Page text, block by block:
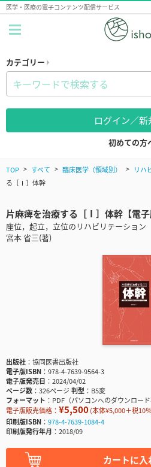
医学・医療の電子コンテンツ配信サービス
カテゴリー
ログイン／新
初めての方
TOP すべて 臨床医学（領域別） リハ
る［Ⅰ］体幹
片麻痺を治療する［Ⅰ］体幹【電子
座位，起立，立位のリハビリテーション
宮本 省三(著)
出版社
協同医書出版社
電子版ISBN
978-4-7639-9564-3
電子版発売日
2024/04/02
ページ数
326ページ判型
B5変
フォーマット
PDF（パソコンへのダウンロード
電子版販売価格： ¥5,500(本体¥5,000＋税10
印刷版ISBN
978-4-7639-1084-4
印刷版発行年月
2018/09
カートに入